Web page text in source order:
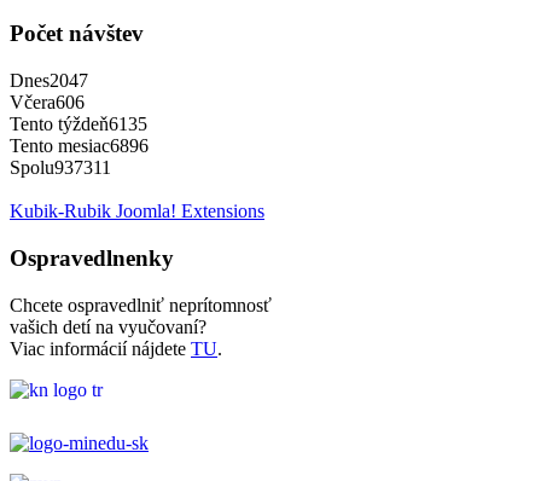
Počet návštev
Dnes2047
Včera606
Tento týždeň6135
Tento mesiac6896
Spolu937311
Kubik-Rubik Joomla! Extensions
Ospravedlnenky
Chcete ospravedlniť neprítomnosť
vašich detí na vyučovaní?
Viac informácií nájdete TU.